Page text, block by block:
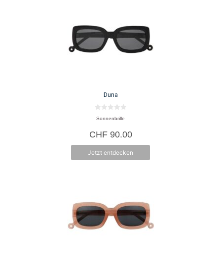
Duna
0
v
n
5
Sonnenbrille
CHF90.00
Jetzt entdecken